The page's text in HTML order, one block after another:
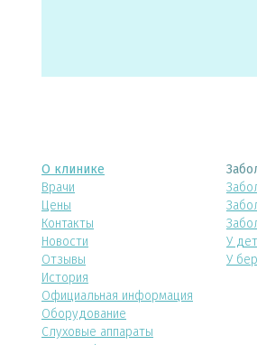
О клинике
Врачи
Цены
Контакты
Новости
Отзывы
История
Официальная информация
Оборудование
Слуховые аппараты
У
У